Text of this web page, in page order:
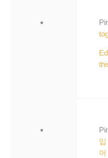
입
머